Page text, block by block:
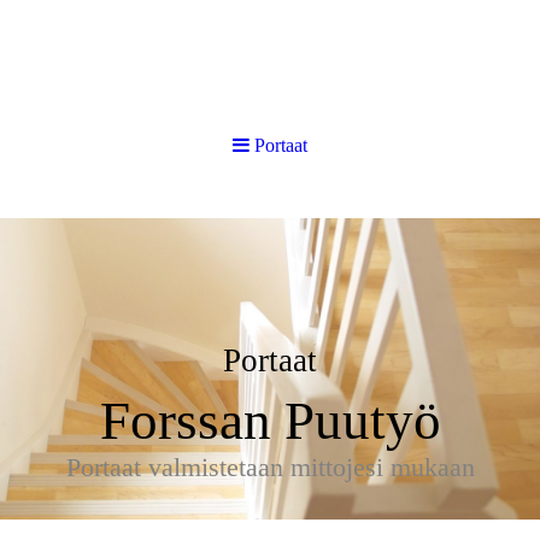
Portaat
Forssan Puutyö
Portaat valmistetaan mittojesi mukaan
Portaat